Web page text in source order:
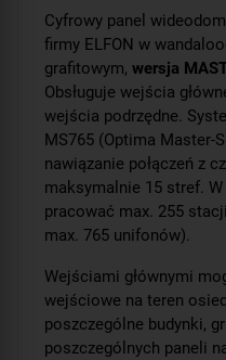
Cyfrowy panel
firmy ELFON w
grafitowym, wersja
Obsługuje wejścia
wejścia podrzędne.
MS765 (Optima Master-
nawiązanie połączeń z
maksymalnie 15 stref.
pracować max. 255
max. 765 unifonów).
Wejściami głównymi
wejściowe na teren
poszczególne budynki,
poszczególnych paneli